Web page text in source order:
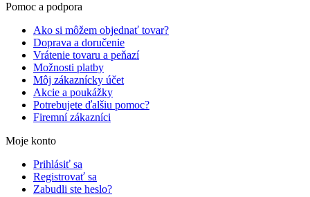
Pomoc a podpora
Ako si môžem objednať tovar?
Doprava a doručenie
Vrátenie tovaru a peňazí
Možnosti platby
Môj zákaznícky účet
Akcie a poukážky
Potrebujete ďalšiu pomoc?
Firemní zákazníci
Moje konto
Prihlásiť sa
Registrovať sa
Zabudli ste heslo?